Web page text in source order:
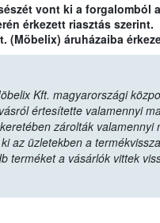
vont ki a forgalomból
érkezett riasztás
(Möbelix) áruházaiba
Kft. magyarországi
értesítette valamennyi
zárolták valamennyi
az üzletekben a
terméket a vásárlók vittek